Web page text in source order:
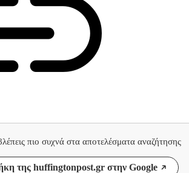
πιο συχνά στα αποτελέσματα αναζήτησης
της huffingtonpost.gr στην Google